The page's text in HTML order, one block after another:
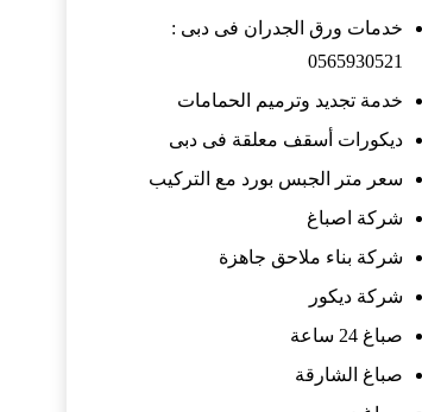
خدمات ورق الجدران فى دبى :
0565930521
خدمة تجديد وترميم الحمامات
ديكورات أسقف معلقة فى دبى
سعر متر الجبس بورد مع التركيب
شركة اصباغ
شركة بناء ملاحق جاهزة
شركة ديكور
صباغ 24 ساعة
صباغ الشارقة